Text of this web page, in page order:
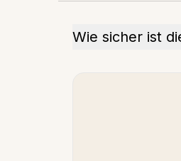
Wie sicher ist